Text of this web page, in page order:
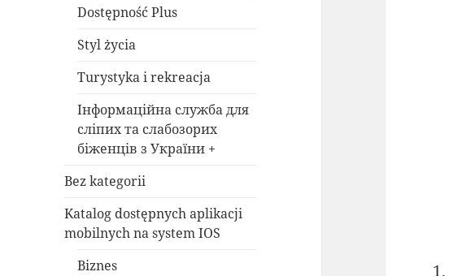
Dostępność Plus
Styl życia
Turystyka i rekreacja
Інформаційна служба для
сліпих та слабозорих
біженців з України +
Bez kategorii
Katalog dostępnych aplikacji
mobilnych na system IOS
Biznes